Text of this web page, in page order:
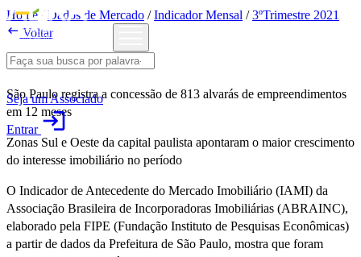
Seja um Associado
Entrarlogin
Home/Dados de Mercado /Indicador Mensal /3ºTrimestre 2021
 Voltar
3ºTrimestre 2021
São Paulo registra a concessão de 813 alvarás de empreendimentos
em 12 meses
Zonas Sul e Oeste da capital paulista apontaram o maior crescimento
do interesse imobiliário no período
O Indicador de Antecedente do Mercado Imobiliário (IAMI) da
Associação Brasileira de Incorporadoras Imobiliárias (ABRAINC),
elaborado pela FIPE (Fundação Instituto de Pesquisas Econômicas)
a partir de dados da Prefeitura de São Paulo, mostra que foram